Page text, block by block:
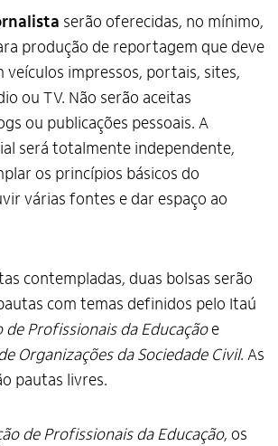
serão oferecidas, no mínimo,
produção de reportagem que deve
veículos impressos, portais, sites,
ou TV. Não serão aceitas
ou publicações pessoais. A
será totalmente independente,
os princípios básicos do
várias fontes e dar espaço ao
contempladas, duas bolsas serão
com temas definidos pelo Itaú
de Profissionais da Educaçãoe
Organizações da Sociedade Civil. As
pautas livres.
de Profissionais da Educação, os